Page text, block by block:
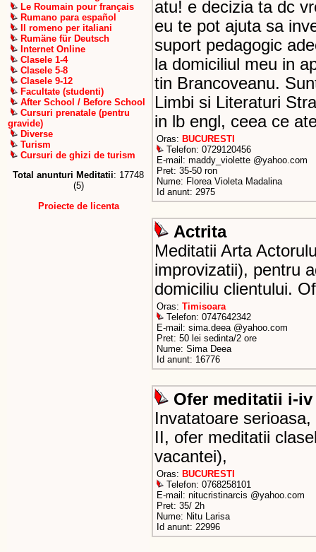
Le Roumain pour français
Rumano para español
Il romeno per italiani
Rumäne für Deutsch
Internet Online
Clasele 1-4
Clasele 5-8
Clasele 9-12
Facultate (studenti)
After School / Before School
Cursuri prenatale (pentru
gravide)
Diverse
Turism
Cursuri de ghizi de turism
Total anunturi Meditatii: 17748
(5)
Proiecte de licenta
atu! e decizia ta dc
eu te pot ajuta sa
suport pedagogic
la domiciliul meu in
tin Brancoveanu.
Limbi si Literaturi
in lb engl, ceea ce
Oras: BUCURESTI
Telefon: 0729120456
E-mail: maddy_violette @yahoo.com
Pret: 35-50 ron
Nume: Florea Violeta Madalina
Id anunt: 2975
Actrita
Meditatii Arta
improvizatii), pentru
domiciliu clientului.
Oras: Timisoara
Telefon: 0747642342
E-mail: sima.deea @yahoo.com
Pret: 50 lei sedinta/2 ore
Nume: Sima Deea
Id anunt: 16776
Ofer meditatii i-iv
Invatatoare
II, ofer meditatii
vacantei),
Oras: BUCURESTI
Telefon: 0768258101
E-mail: nitucristinarcis @yahoo.com
Pret: 35/ 2h
Nume: Nitu Larisa
Id anunt: 22996